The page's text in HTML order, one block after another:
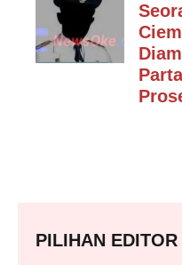
PILIHAN EDITOR